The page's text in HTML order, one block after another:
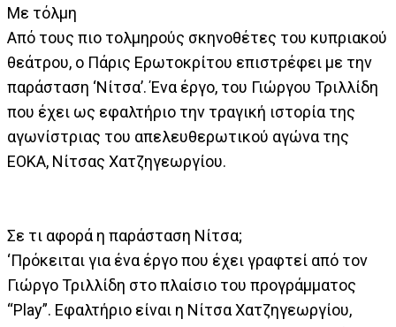
Με τόλμη
Από τους πιο τολμηρούς σκηνοθέτες του κυπριακού
θεάτρου, ο Πάρις Ερωτοκρίτου επιστρέφει με την
παράσταση ‘Νίτσα’. Ένα έργο, του Γιώργου Τριλλίδη
που έχει ως εφαλτήριο την τραγική ιστορία της
αγωνίστριας του απελευθερωτικού αγώνα της
ΕΟΚΑ, Νίτσας Χατζηγεωργίου.
Σε τι αφορά η παράσταση Νίτσα;
‘Πρόκειται για ένα έργο που έχει γραφτεί από τον
Γιώργο Τριλλίδη στο πλαίσιο του προγράμματος
“Play”. Εφαλτήριο είναι η Νίτσα Χατζηγεωργίου,